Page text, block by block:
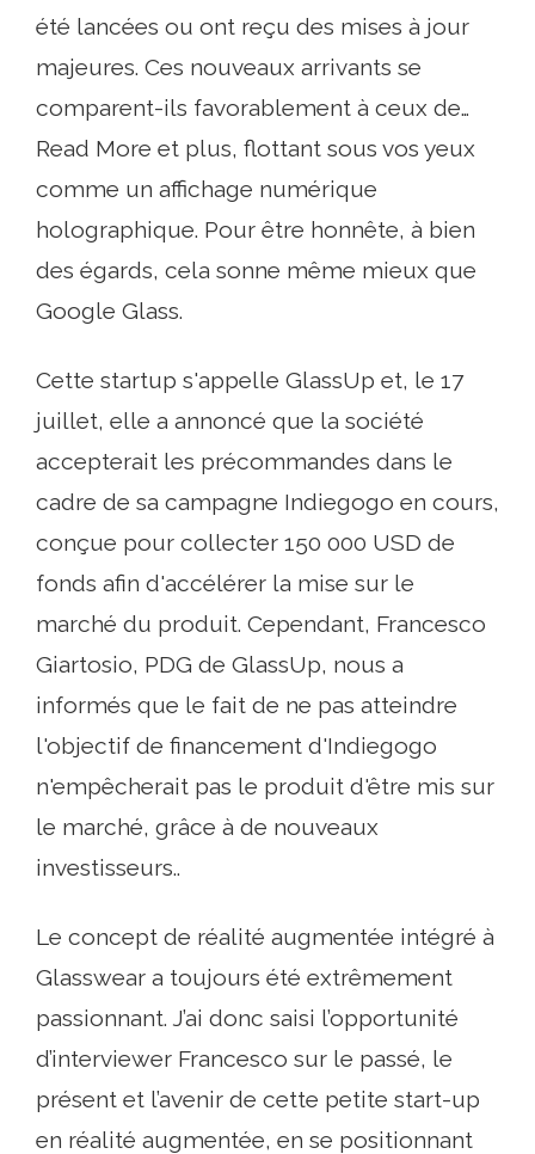
été lancées ou ont reçu des mises à jour
majeures. Ces nouveaux arrivants se
comparent-ils favorablement à ceux de…
Read More et plus, flottant sous vos yeux
comme un affichage numérique
holographique. Pour être honnête, à bien
des égards, cela sonne même mieux que
Google Glass.
Cette startup s'appelle GlassUp et, le 17
juillet, elle a annoncé que la société
accepterait les précommandes dans le
cadre de sa campagne Indiegogo en cours,
conçue pour collecter 150 000 USD de
fonds afin d'accélérer la mise sur le
marché du produit. Cependant, Francesco
Giartosio, PDG de GlassUp, nous a
informés que le fait de ne pas atteindre
l'objectif de financement d'Indiegogo
n'empêcherait pas le produit d'être mis sur
le marché, grâce à de nouveaux
investisseurs..
Le concept de réalité augmentée intégré à
Glasswear a toujours été extrêmement
passionnant. J’ai donc saisi l’opportunité
d’interviewer Francesco sur le passé, le
présent et l’avenir de cette petite start-up
en réalité augmentée, en se positionnant